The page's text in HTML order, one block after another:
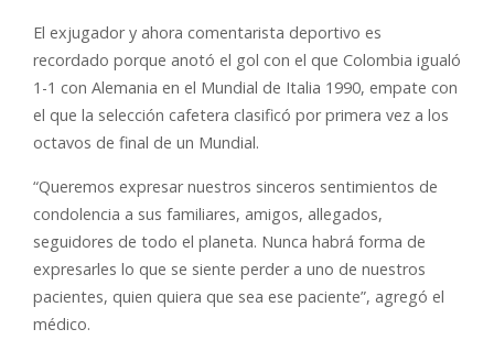
El exjugador y ahora comentarista deportivo es
recordado porque anotó el gol con el que Colombia igualó
1-1 con Alemania en el Mundial de Italia 1990, empate con
el que la selección cafetera clasificó por primera vez a los
octavos de final de un Mundial.
“Queremos expresar nuestros sinceros sentimientos de
condolencia a sus familiares, amigos, allegados,
seguidores de todo el planeta. Nunca habrá forma de
expresarles lo que se siente perder a uno de nuestros
pacientes, quien quiera que sea ese paciente”, agregó el
médico.